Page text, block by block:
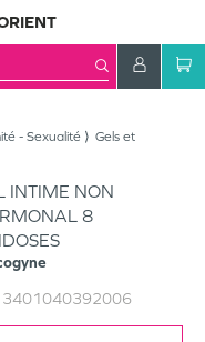
- Sexualité
Gels et
INTIME NON
8
3401040392006